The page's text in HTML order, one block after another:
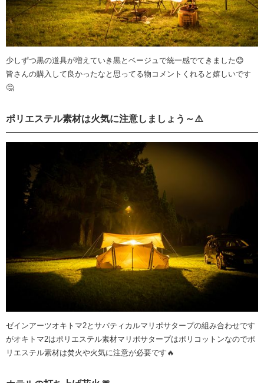
少しずつ黒の道具が増えていき黒とベージュで統一感でてきました😊
皆さんの購入して良かったなと思ってる物コメントくれると嬉しいです
🤔
ポリエステル素材は火気に注意しましょう～⚠️
ゼインアーツオキトマ2とサバティカルマリポサタープの組み合わせです
がオキトマ2はポリエステル素材マリポサタープはポリコットンなのでポ
リエステル素材は焚火や火気に注意が必要です🔥